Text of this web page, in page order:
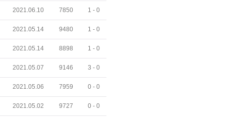
2021.06.10 7850 1 - 0
2021.05.14 9480 1 - 0
2021.05.14 8898 1 - 0
2021.05.07 9146 3 - 0
2021.05.06 7959 0 - 0
2021.05.02 9727 0 - 0